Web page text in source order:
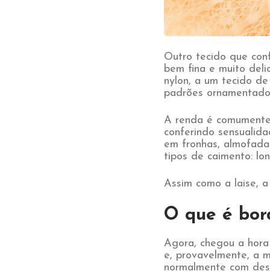
Outro tecido que
bem fina e muito
nylon, a um tecido
padrões
A renda é
conferindo
em fronhas,
tipos de caimento:
Assim como a laise,
O que é
Agora, chegou a
e, provavelmente, a
normalmente com